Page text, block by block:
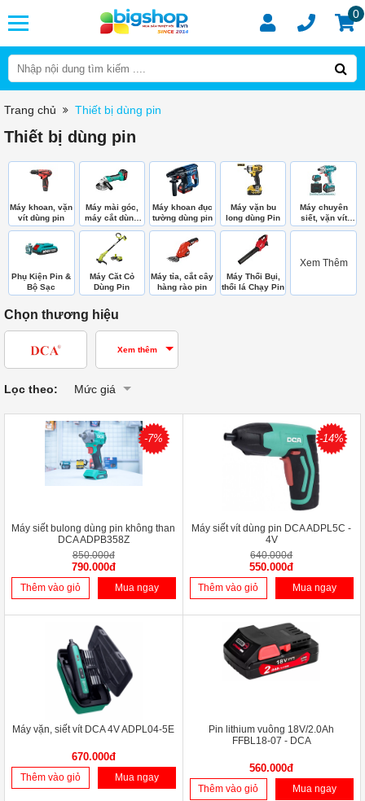
0
Trang chủ Thiết bị dùng pin
Thiết bị dùng pin
Máy khoan, vặn
vít dùng pin
Máy mài góc,
máy cắt dùng
pin
Máy khoan đục
tường dùng pin
Máy vặn bu
long dùng Pin
Máy chuyên
siết, vặn vít
dùng pin
Phụ Kiện Pin &
Bộ Sạc
Máy Căt Cỏ
Dùng Pin
Máy tỉa, cắt cây
hàng rào pin
Máy Thổi Bụi,
thổi lá Chạy Pin
Xem Thêm
Chọn thương hiệu
Xem thêm
Lọc theo: Mức giá
-7%
Máy siết bulong dùng pin không than
DCA ADPB358Z
850.000đ
790.000đ
Thêm vào giỏ Mua ngay
-14%
Máy siết vít dùng pin DCA ADPL5C -
4V
640.000đ
550.000đ
Thêm vào giỏ Mua ngay
Máy vặn, siết vít DCA 4V ADPL04-5E
670.000đ
Thêm vào giỏ Mua ngay
Pin lithium vuông 18V/2.0Ah
FFBL18-07 - DCA
560.000đ
Thêm vào giỏ Mua ngay